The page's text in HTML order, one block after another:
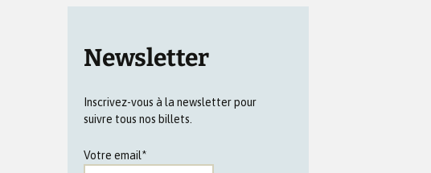
Newsletter
Inscrivez-vous à la newsletter pour
suivre tous nos billets.
Votre email*